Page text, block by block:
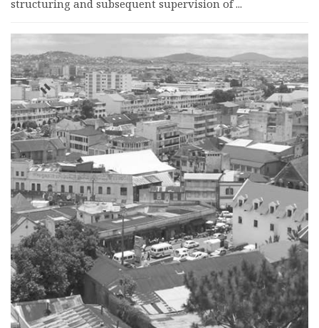
structuring and subsequent supervision of ...